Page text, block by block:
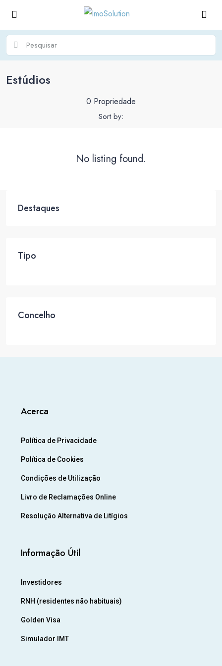
Estúdios
0 Propriedade
Sort by:
No listing found.
Destaques
Tipo
Concelho
Acerca
Política de Privacidade
Política de Cookies
Condições de Utilização
Livro de Reclamações Online
Resolução Alternativa de Litígios
Informação Útil
Investidores
RNH (residentes não habituais)
Golden Visa
Simulador IMT